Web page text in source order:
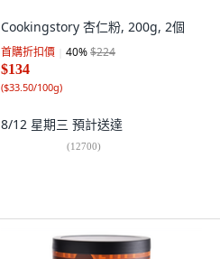
Cookingstory 杏仁粉, 200g, 2個
首購折扣價 40%$224
$134
($33.50/100g)
8/12 星期三 預計送達
(12700)